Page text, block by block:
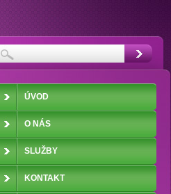
ÚVOD
O NÁS
SLUŽBY
KONTAKT